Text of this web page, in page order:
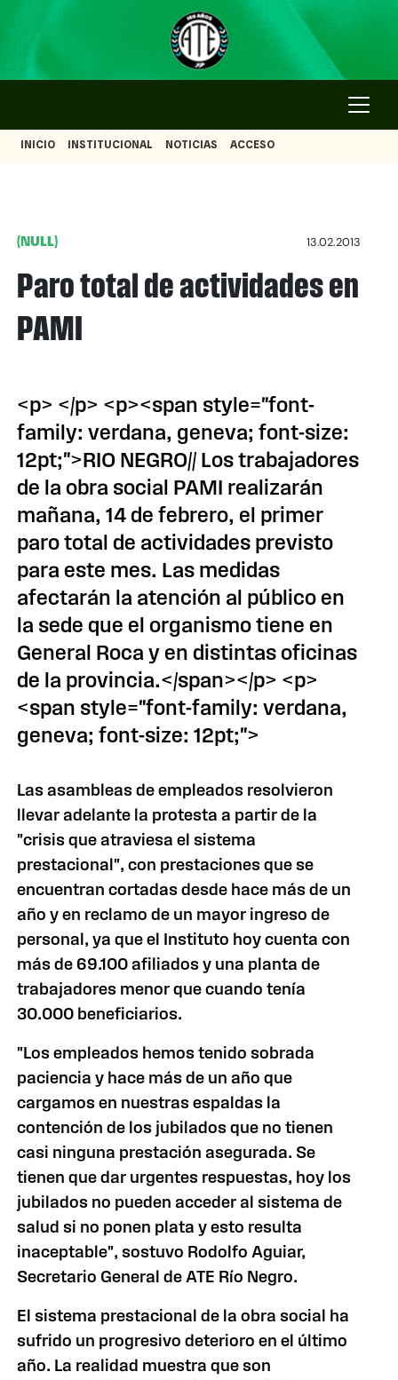
INICIO INSTITUCIONAL NOTICIAS ACCESO
(NULL) 13.02.2013
Paro total de actividades en
PAMI
<p> </p> <p><span style="font-
family: verdana, geneva; font-size:
12pt;">RIO NEGRO// Los trabajadores
de la obra social PAMI realizarán
mañana, 14 de febrero, el primer
paro total de actividades previsto
para este mes. Las medidas
afectarán la atención al público en
la sede que el organismo tiene en
General Roca y en distintas oficinas
de la provincia.</span></p> <p>
<span style="font-family: verdana,
geneva; font-size: 12pt;">
Las asambleas de empleados resolvieron
llevar adelante la protesta a partir de la
"crisis que atraviesa el sistema
prestacional", con prestaciones que se
encuentran cortadas desde hace más de un
año y en reclamo de un mayor ingreso de
personal, ya que el Instituto hoy cuenta con
más de 69.100 afiliados y una planta de
trabajadores menor que cuando tenía
30.000 beneficiarios.
"Los empleados hemos tenido sobrada
paciencia y hace más de un año que
cargamos en nuestras espaldas la
contención de los jubilados que no tienen
casi ninguna prestación asegurada. Se
tienen que dar urgentes respuestas, hoy los
jubilados no pueden acceder al sistema de
salud si no ponen plata y esto resulta
inaceptable", sostuvo Rodolfo Aguiar,
Secretario General de ATE Río Negro.
El sistema prestacional de la obra social ha
sufrido un progresivo deterioro en el último
año. La realidad muestra que son